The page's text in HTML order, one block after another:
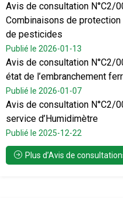
Avis de consultation N°C2/
Combinaisons de
de pesticides
Publié le 2026-01-13
Avis de consultation N°C2/
état de l’embranchement
Publié le 2026-01-07
Avis de consultation N°C2/
service d’Humidimètre
Publié le 2025-12-22
Plus d’Avis de